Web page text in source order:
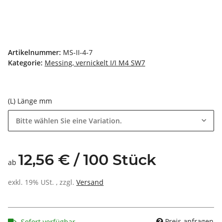
Artikelnummer: MS-II-4-7
Kategorie: Messing, vernickelt I/I M4 SW7
(L) Länge mm
Bitte wählen Sie eine Variation.
ab 12,56 € / 100 Stück
exkl. 19% USt. , zzgl. Versand